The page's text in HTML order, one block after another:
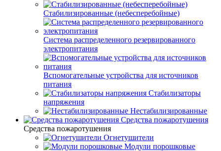
Стабилизированные (небесперебойные)
Система распределенного резервированного
электропитания
Вспомогательные устройства для источников
питания
Стабилизаторы
напряжения
Нестабилизированные
Средства пожаротушения
Средства пожаротушения
Огнетушители
Модули порошковые